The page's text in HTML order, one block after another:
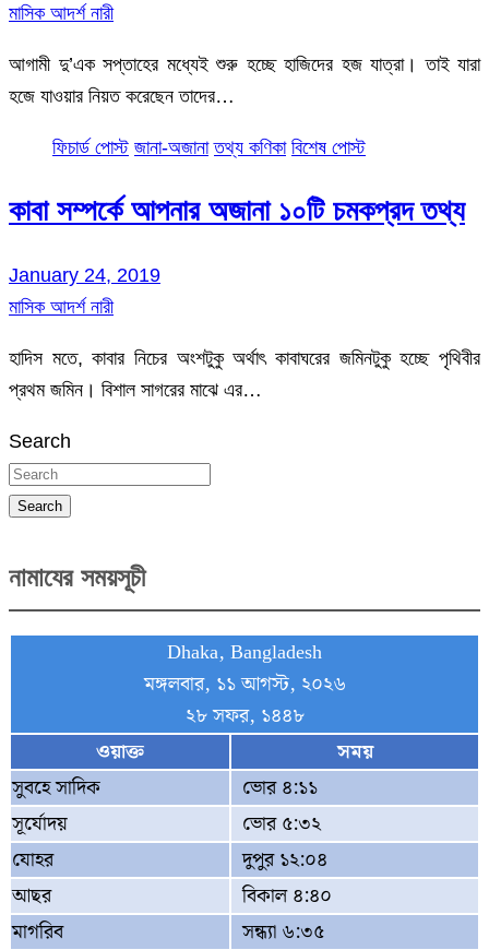
মাসিক আদর্শ নারী
আগামী দু’এক সপ্তাহের মধ্যেই শুরু হচ্ছে হাজিদের হজ যাত্রা। তাই যারা
হজে যাওয়ার নিয়ত করেছেন তাদের…
ফিচার্ড পোস্ট জানা-অজানা তথ্য কণিকা বিশেষ পোস্ট
কাবা সম্পর্কে আপনার অজানা ১০টি চমকপ্রদ তথ্য
January 24, 2019
মাসিক আদর্শ নারী
হাদিস মতে, কাবার নিচের অংশটুকু অর্থাৎ কাবাঘরের জমিনটুকু হচ্ছে পৃথিবীর
প্রথম জমিন। বিশাল সাগরের মাঝে এর…
Search
Search
নামাযের সময়সূচী
Dhaka, Bangladesh
মঙ্গলবার, ১১ আগস্ট, ২০২৬
২৮ সফর, ১৪৪৮
ওয়াক্ত
সময়
সুবহে সাদিক
ভোর ৪:১১
সূর্যোদয়
ভোর ৫:৩২
যোহর
দুপুর ১২:০৪
আছর
বিকাল ৪:৪০
মাগরিব
সন্ধ্যা ৬:৩৫